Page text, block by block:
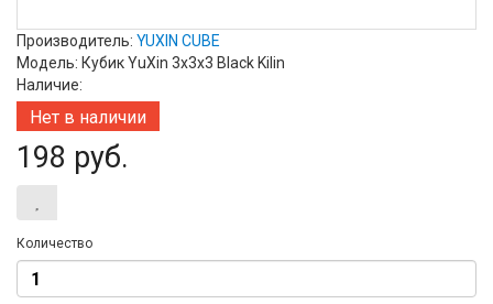
Производитель: YUXIN CUBE
Модель: Кубик YuXin 3x3x3 Black Kilin
Наличие:
Нет в наличии
198 руб.
Количество